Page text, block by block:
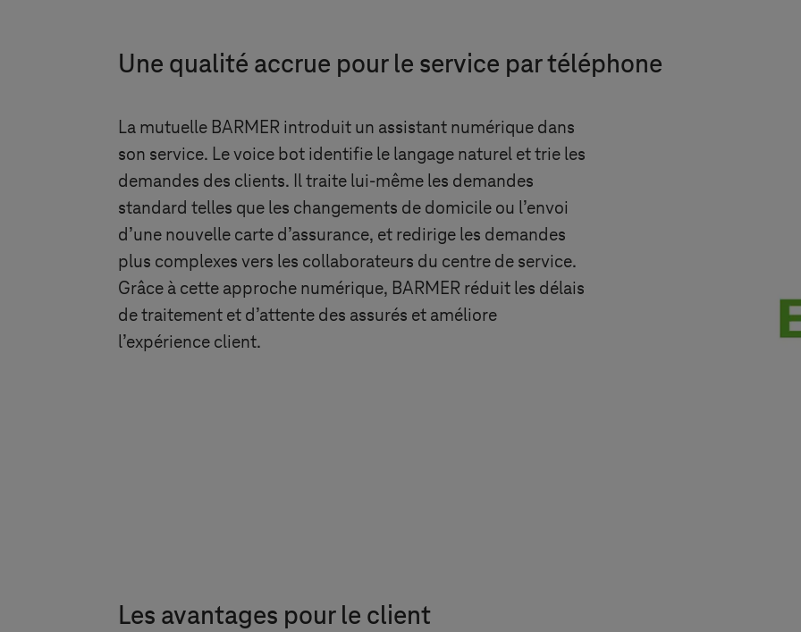
Une qualité accrue pour le service par téléphone
La mutuelle BARMER introduit un assistant numérique dans
son service. Le voice bot identifie le langage naturel et trie les
demandes des clients. Il traite lui-même les demandes
standard telles que les changements de domicile ou l’envoi
d’une nouvelle carte d’assurance, et redirige les demandes
plus complexes vers les collaborateurs du centre de service.
Grâce à cette approche numérique, BARMER réduit les délais
de traitement et d’attente des assurés et améliore
l’expérience client.
Les avantages pour le client